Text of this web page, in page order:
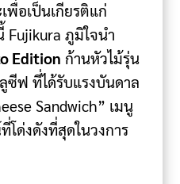
อเป็นเกียรติแก่
Fujikura ภูมิใจนำ
Edition ก้านหัวไม้รุ่น
ซีฟ ที่ได้รับแรงบันดาล
Sandwich” เมนู
ด่งดังที่สุดในวงการ